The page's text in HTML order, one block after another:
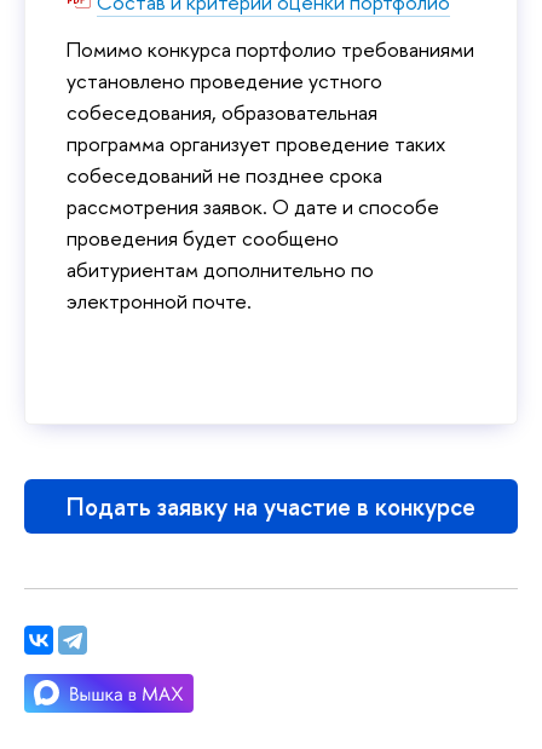
Помимо конкурса портфолио требованиями
установлено проведение устного
собеседования, образовательная
программа организует проведение таких
собеседований не позднее срока
рассмотрения заявок. О дате и способе
проведения будет сообщено
абитуриентам дополнительно по
электронной почте.
Подать заявку на участие в конкурсе